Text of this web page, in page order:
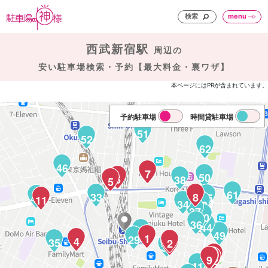
検索 menu
西武新宿駅
周辺の
安い駐車場検索・予約【最大料金・裏ワザ】
本ページにはPRが含まれています。
62
61
52 51
50
49
48
47
46
45
44
42
40
38
37
36
35
34
33
32
31
30
29
16
15
14
13
12
11
10
9
8
7
6
5
4 3
2
1
予約駐車場 時間貸駐車場